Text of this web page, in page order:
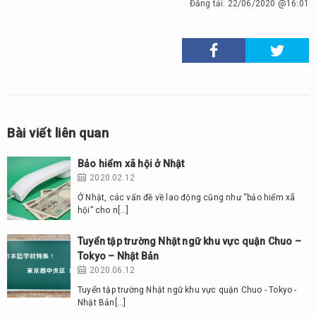
Đăng tải: 22/06/2020 @16:01
Bài viết liên quan
Bảo hiểm xã hội ở Nhật
2020.02.12
Ở Nhật, các vấn đề về lao động cũng như “bảo hiểm xã
hội” cho n[…]
Tuyển tập trường Nhật ngữ khu vực quận Chuo –
Tokyo – Nhật Bản
2020.06.12
Tuyển tập trường Nhật ngữ khu vực quận Chuo - Tokyo -
Nhật Bản[…]